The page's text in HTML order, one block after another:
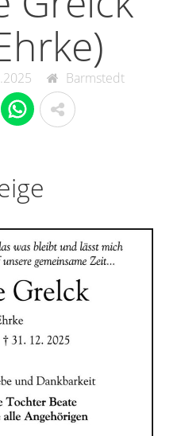
Barmstedt